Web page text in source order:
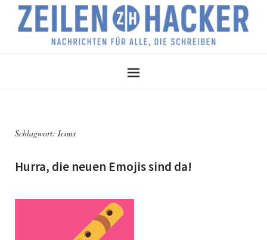
Schlagwort: Icons
Hurra, die neuen Emojis sind da!